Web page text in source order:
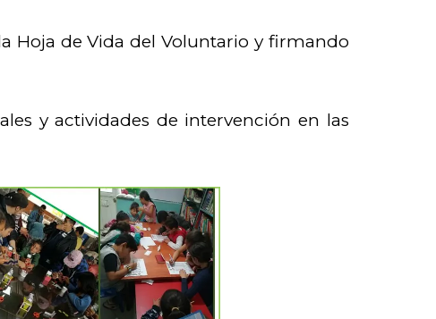
Hoja de Vida del Voluntario y firmando
y actividades de intervención en las